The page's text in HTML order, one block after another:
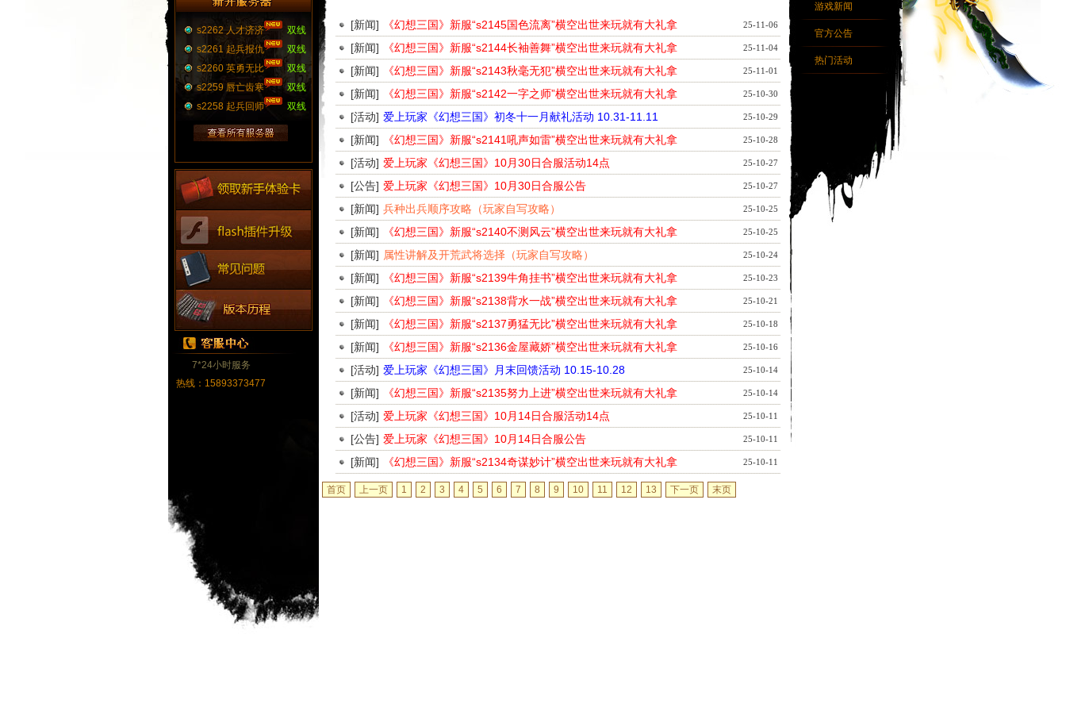
s2262 人才济济
双线
s2261 起兵报仇
双线
s2260 英勇无比
双线
s2259 唇亡齿寒
双线
s2258 起兵回师
双线
7*24小时服务
热线：15893373477
25-11-06
[新闻] 《幻想三国》新服“s2145国色流离”横空出世来玩就有大礼拿
25-11-04
[新闻] 《幻想三国》新服“s2144长袖善舞”横空出世来玩就有大礼拿
25-11-01
[新闻] 《幻想三国》新服“s2143秋毫无犯”横空出世来玩就有大礼拿
25-10-30
[新闻] 《幻想三国》新服“s2142一字之师”横空出世来玩就有大礼拿
25-10-29
[活动] 爱上玩家《幻想三国》初冬十一月献礼活动 10.31-11.11
25-10-28
[新闻] 《幻想三国》新服“s2141吼声如雷”横空出世来玩就有大礼拿
25-10-27
[活动] 爱上玩家《幻想三国》10月30日合服活动14点
25-10-27
[公告] 爱上玩家《幻想三国》10月30日合服公告
25-10-25
[新闻] 兵种出兵顺序攻略（玩家自写攻略）
25-10-25
[新闻] 《幻想三国》新服“s2140不测风云”横空出世来玩就有大礼拿
25-10-24
[新闻] 属性讲解及开荒武将选择（玩家自写攻略）
25-10-23
[新闻] 《幻想三国》新服“s2139牛角挂书”横空出世来玩就有大礼拿
25-10-21
[新闻] 《幻想三国》新服“s2138背水一战”横空出世来玩就有大礼拿
25-10-18
[新闻] 《幻想三国》新服“s2137勇猛无比”横空出世来玩就有大礼拿
25-10-16
[新闻] 《幻想三国》新服“s2136金屋藏娇”横空出世来玩就有大礼拿
25-10-14
[活动] 爱上玩家《幻想三国》月末回馈活动 10.15-10.28
25-10-14
[新闻] 《幻想三国》新服“s2135努力上进”横空出世来玩就有大礼拿
25-10-11
[活动] 爱上玩家《幻想三国》10月14日合服活动14点
25-10-11
[公告] 爱上玩家《幻想三国》10月14日合服公告
25-10-11
[新闻] 《幻想三国》新服“s2134奇谋妙计”横空出世来玩就有大礼拿
首页 上一页 1 2 3 4 5 6 7 8 9 10 11 12 13 下一页 末页
游戏新闻
官方公告
热门活动